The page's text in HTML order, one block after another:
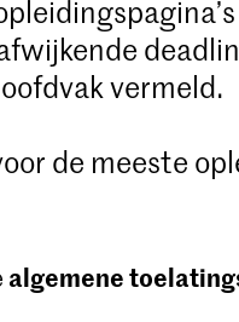
vermeld.
de meeste
algemene